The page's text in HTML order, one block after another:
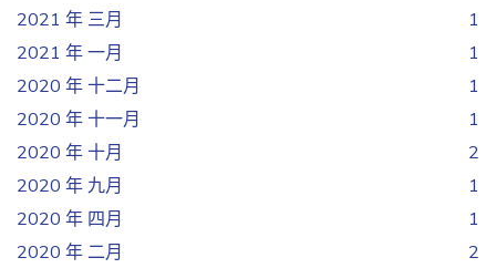
2021 年 三月
1
2021 年 一月
1
2020 年 十二月
1
2020 年 十一月
1
2020 年 十月
2
2020 年 九月
1
2020 年 四月
1
2020 年 二月
2